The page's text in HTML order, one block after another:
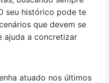
seu histórico pode te
que devem se
ajuda a concretizar
atuado nos últimos